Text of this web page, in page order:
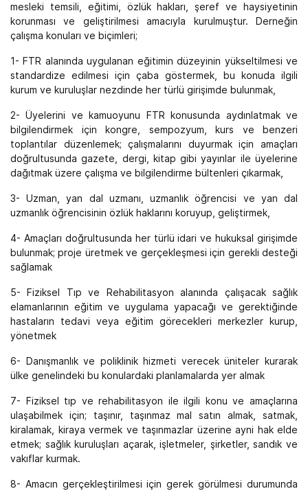
mesleki temsili, eğitimi, özlük hakları, şeref ve haysiyetinin
korunması ve geliştirilmesi amacıyla kurulmuştur. Derneğin
çalışma konuları ve biçimleri;
1- FTR alanında uygulanan eğitimin düzeyinin yükseltilmesi ve
standardize edilmesi için çaba göstermek, bu konuda ilgili
kurum ve kuruluşlar nezdinde her türlü girişimde bulunmak,
2- Üyelerini ve kamuoyunu FTR konusunda aydınlatmak ve
bilgilendirmek için kongre, sempozyum, kurs ve benzeri
toplantılar düzenlemek; çalışmalarını duyurmak için amaçları
doğrultusunda gazete, dergi, kitap gibi yayınlar ile üyelerine
dağıtmak üzere çalışma ve bilgilendirme bültenleri çıkarmak,
3- Uzman, yan dal uzmanı, uzmanlık öğrencisi ve yan dal
uzmanlık öğrencisinin özlük haklarını koruyup, geliştirmek,
4- Amaçları doğrultusunda her türlü idari ve hukuksal girişimde
bulunmak; proje üretmek ve gerçekleşmesi için gerekli desteği
sağlamak
5- Fiziksel Tıp ve Rehabilitasyon alanında çalışacak sağlık
elamanlarının eğitim ve uygulama yapacağı ve gerektiğinde
hastaların tedavi veya eğitim görecekleri merkezler kurup,
yönetmek
6- Danışmanlık ve poliklinik hizmeti verecek üniteler kurarak
ülke genelindeki bu konulardaki planlamalarda yer almak
7- Fiziksel tıp ve rehabilitasyon ile ilgili konu ve amaçlarına
ulaşabilmek için; taşınır, taşınmaz mal satın almak, satmak,
kiralamak, kiraya vermek ve taşınmazlar üzerine ayni hak elde
etmek; sağlık kuruluşları açarak, işletmeler, şirketler, sandık ve
vakıflar kurmak.
8- Amacın gerçekleştirilmesi için gerek görülmesi durumunda